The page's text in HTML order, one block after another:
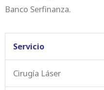
Banco Serfinanza.
Servicio
Cirugía Láser